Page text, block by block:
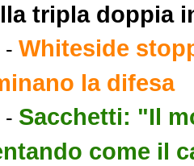
tripla doppia
- Whiteside
la difesa
- Sacchetti: "Il
come il